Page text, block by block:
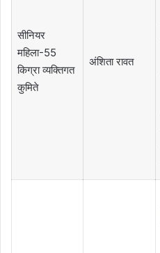
सीनियर
महिला-55
किग्रा व्यक्तिगत
कुमिते
अंशिता रावत